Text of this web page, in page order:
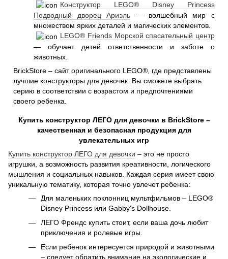
Конструктор LEGO® Disney Princess
Подводный дворец Ариэль — волшебный мир с
множеством ярких деталей и магических элементов.
LEGO® Friends Морской спасательный центр
— обучает детей ответственности и заботе о
животных.
BrickStore – сайт оригинального LEGO®, где представлены
лучшие конструкторы для девочек. Вы сможете выбрать
серию в соответствии с возрастом и предпочтениями
своего ребенка.
Купить конструктор ЛЕГО для девочки в BrickStore –
качественная и безопасная продукция для
увлекательных игр
Купить конструктор ЛЕГО для девочки – это не просто
игрушки, а возможность развития креативности, логического
мышления и социальных навыков. Каждая серия имеет свою
уникальную тематику, которая точно увлечет ребенка:
Для маленьких поклонниц мультфильмов – LEGO®
Disney Princess или Gabby's Dollhouse.
ЛЕГО Френдс купить стоит, если ваша дочь любит
приключения и ролевые игры.
Если ребенок интересуется природой и животными
– следует обратить внимание на экологические и